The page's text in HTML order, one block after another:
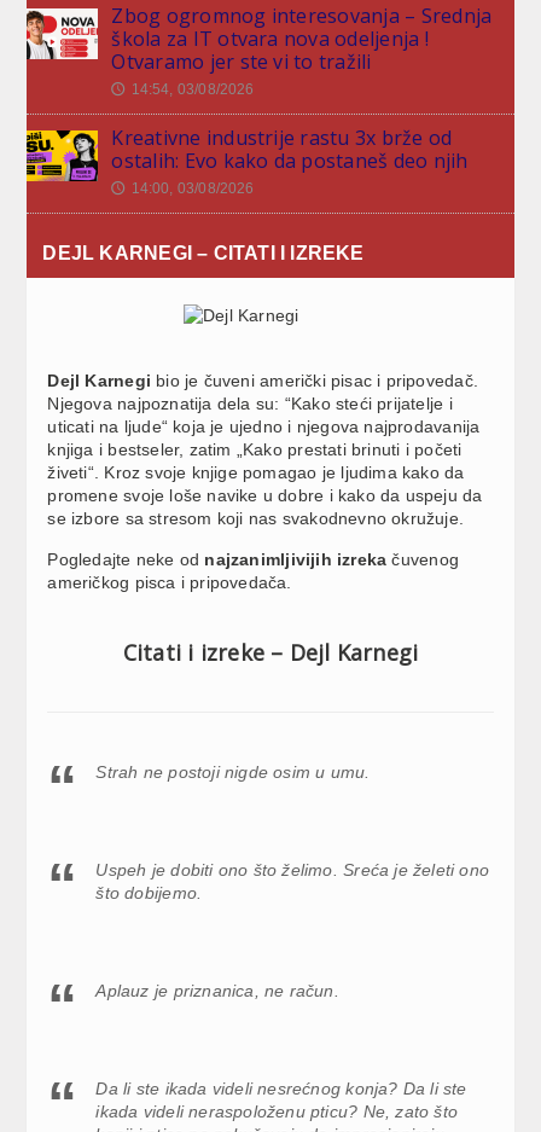
Zbog ogromnog interesovanja – Srednja
škola za IT otvara nova odeljenja !
Otvaramo jer ste vi to tražili
🕔 14:54, 03/08/2026
Kreativne industrije rastu 3x brže od
ostalih: Evo kako da postaneš deo njih
🕔 14:00, 03/08/2026
DEJL KARNEGI – CITATI I IZREKE
Dejl Karnegi bio je čuveni američki pisac i pripovedač.
Njegova najpoznatija dela su: “Kako steći prijatelje i
uticati na ljude“ koja je ujedno i njegova najprodavanija
knjiga i bestseler, zatim „Kako prestati brinuti i početi
živeti“. Kroz svoje knjige pomagao je ljudima kako da
promene svoje loše navike u dobre i kako da uspeju da
se izbore sa stresom koji nas svakodnevno okružuje.
Pogledajte neke od najzanimljivijih izreka čuvenog
američkog pisca i pripovedača.
Citati i izreke – Dejl Karnegi
Strah ne postoji nigde osim u umu.
Uspeh je dobiti ono što želimo. Sreća je želeti ono
što dobijemo.
Aplauz je priznanica, ne račun.
Da li ste ikada videli nesrećnog konja? Da li ste
ikada videli neraspoloženu pticu? Ne, zato što